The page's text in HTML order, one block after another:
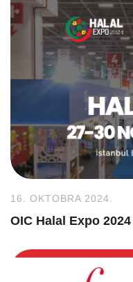
16. OKTOBRA 2024.
OIC Halal Expo 2024